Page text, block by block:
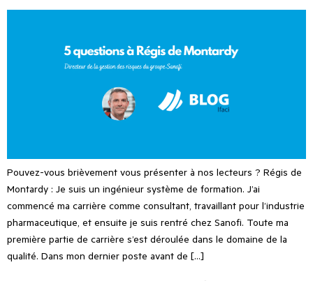
Pouvez-vous brièvement vous présenter à nos lecteurs ? Régis de
Montardy : Je suis un ingénieur système de formation. J’ai
commencé ma carrière comme consultant, travaillant pour l’industrie
pharmaceutique, et ensuite je suis rentré chez Sanofi. Toute ma
première partie de carrière s’est déroulée dans le domaine de la
qualité. Dans mon dernier poste avant de […]